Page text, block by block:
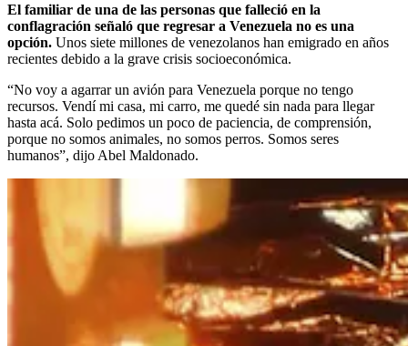
El familiar de una de las personas que falleció en la
conflagración señaló que regresar a Venezuela no es una
opción. Unos siete millones de venezolanos han emigrado en años
recientes debido a la grave crisis socioeconómica.
“No voy a agarrar un avión para Venezuela porque no tengo
recursos. Vendí mi casa, mi carro, me quedé sin nada para llegar
hasta acá. Solo pedimos un poco de paciencia, de comprensión,
porque no somos animales, no somos perros. Somos seres
humanos”, dijo Abel Maldonado.